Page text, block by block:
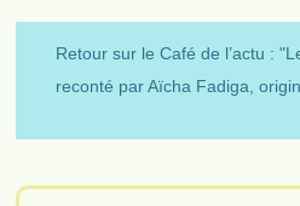
Retour sur le Café de l’actu :
reconté par Aïcha Fadiga,